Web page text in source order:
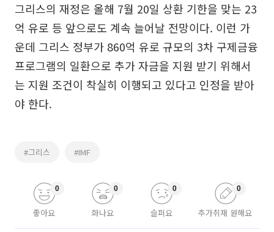
그리스의 재정은 올해 7월 20일 상환 기한을 맞는 23
억 유로 등 앞으로도 계속 늘어날 전망이다. 이런 가
운데 그리스 정부가 860억 유로 규모의 3차 구제금융
프로그램의 일환으로 추가 자금을 지원 받기 위해서
는 지원 조건이 착실히 이행되고 있다고 인정을 받아
야 한다.
#그리스 #IMF
좋아요
0
화나요
0
슬퍼요
0
추가취재 원해요
0